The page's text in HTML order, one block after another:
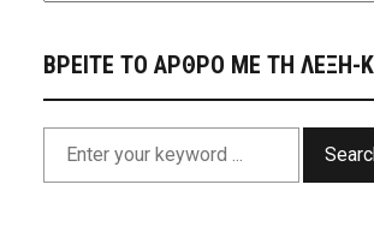
ΒΡΕΙΤΕ ΤΟ ΑΡΘΡΟ ΜΕ ΤΗ ΛΕΞΗ-